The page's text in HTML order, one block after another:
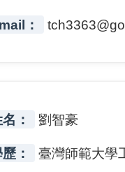
：
： 劉智豪
： 臺灣師範大學